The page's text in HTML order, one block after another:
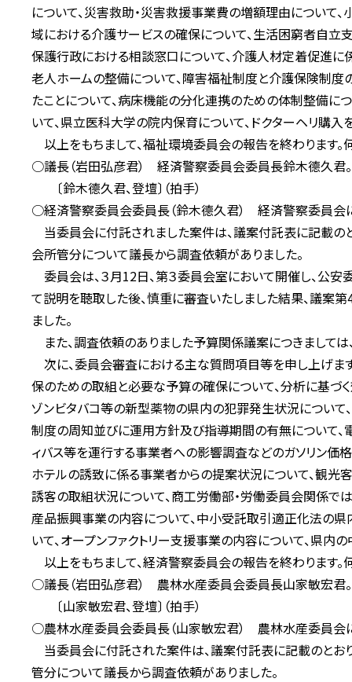
について、災害救助・災害救援事業費の増額理由につい
域における介護サービスの確保について、生活困窮者自立
保護行政における相談窓口について、介護人材定着促進
老人ホームの整備について、障害福祉制度と介護保険制度
たことについて、病床機能の分化連携のための体制整備に
いて、県立医科大学の院内保育について、ドクターヘリ購
以上をもちまして、福祉環境委員会の報告を終わります。
○議長（岩田弘彦君） 経済警察委員会委員長鈴木德久君。
〔鈴木德久君、登壇〕（拍手）
○経済警察委員会委員長（鈴木德久君） 経済警察委員会
当委員会に付託されました案件は、議案付託表に記載の
会所管分について議長から調査依頼がありました。
委員会は、３月12日、第３委員会室において開催し、公
て説明を聴取した後、慎重に審査いたしました結果、議案
ました。
また、調査依頼のありました予算関係議案につきましては
次に、委員会審査における主な質問項目等を申し上げま
保のための取組と必要な予算の確保について、分析に基
ゾンビタバコ等の新型薬物の県内の犯罪発生状況につい
制度の周知並びに運用方針及び指導期間の有無について、
ィバス等を運行する事業者への影響調査などのガソリン価
ホテルの誘致に係る事業者からの提案状況について、観光
誘客の取組状況について、商工労働部・労働委員会関係で
産品振興事業の内容について、中小受託取引適正化法の
いて、オープンファクトリー支援事業の内容について、県内
以上をもちまして、経済警察委員会の報告を終わります。
○議長（岩田弘彦君） 農林水産委員会委員長山家敏宏君。
〔山家敏宏君、登壇〕（拍手）
○農林水産委員会委員長（山家敏宏君） 農林水産委員会
当委員会に付託された案件は、議案付託表に記載のとお
管分について議長から調査依頼がありました。